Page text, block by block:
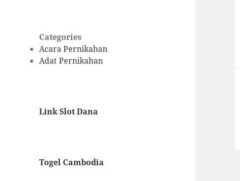
Categories
Acara Pernikahan
Adat Pernikahan
Link Slot Dana
Togel Cambodia